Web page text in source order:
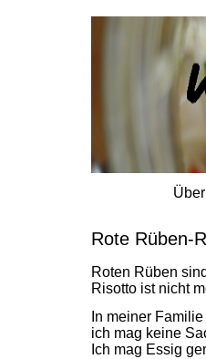
Rote Rüben-
Roten Rüben
Risotto ist nicht
In meiner
ich mag keine
Ich mag Essig